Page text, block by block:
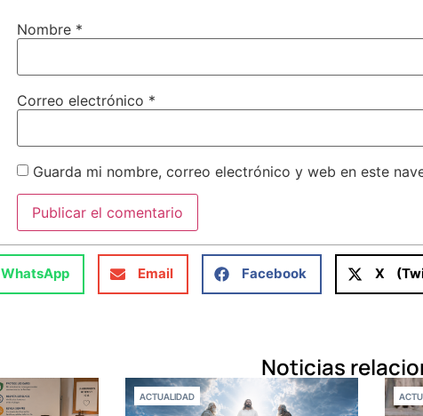
Nombre *
Correo electrónico *
Guarda mi nombre, correo electrónico y web en este
WhatsApp Email Facebook X
Noticias
ACTUALIDAD